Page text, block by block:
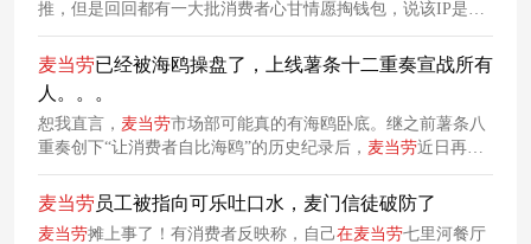
推，但是回回都有一大批消费者心甘情愿掏钱包，说该IP是二
次元顶流也不为过。捕捉到这一超级IP的商业价值后，麦当劳
强势出手，与chiikawa发起了限时联动。
麦当劳已经被海鸥操盘了，上线薯条十二重奏宣战所有
人。。。
恕我直言， 麦当劳市场部可能真的有海鸥卧底。继之前薯条八
重奏创下“让消费者自比海鸥”的历史纪录后， 麦当劳近日再次
突破人类认知边界，正式推出薯条十二重奏。图源：小红书网
友还有网友直接用ai帮麦当劳做出了下一步营销方案，薯条120
重奏，彻底疯狂啊家人们。
麦当劳员工被指向可乐吐口水，麦门信徒破防了
麦当劳摊上事了！有消费者反映称，自己在麦当劳七里河餐厅